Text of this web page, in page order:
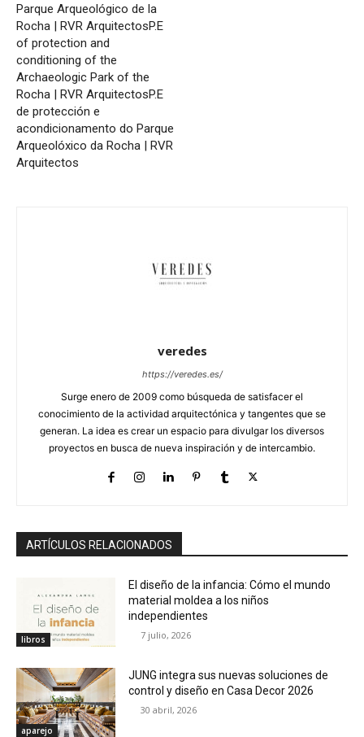
Parque Arqueológico de la
Rocha | RVR ArquitectosP.E
of protection and
conditioning of the
Archaeologic Park of the
Rocha | RVR ArquitectosP.E
de protección e
acondicionamento do Parque
Arqueolóxico da Rocha | RVR
Arquitectos
veredes
https://veredes.es/
Surge enero de 2009 como búsqueda de satisfacer el
conocimiento de la actividad arquitectónica y tangentes que se
generan. La idea es crear un espacio para divulgar los diversos
proyectos en busca de nueva inspiración y de intercambio.
ARTÍCULOS RELACIONADOS
libros
El diseño de la infancia: Cómo el mundo
material moldea a los niños
independientes
7 julio, 2026
aparejo
JUNG integra sus nuevas soluciones de
control y diseño en Casa Decor 2026
30 abril, 2026